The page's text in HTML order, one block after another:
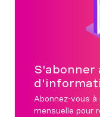
Abonnez-vous
mensuelle pour